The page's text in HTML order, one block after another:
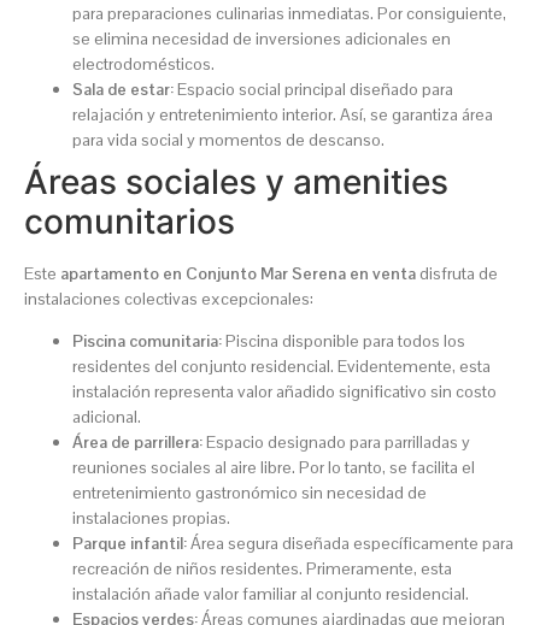
para preparaciones culinarias inmediatas. Por consiguiente,
se elimina necesidad de inversiones adicionales en
electrodomésticos.
Sala de estar:Espacio social principal diseñado para
relajación y entretenimiento interior. Así, se garantiza área
para vida social y momentos de descanso.
Áreas sociales y amenities
comunitarios
Este apartamento en Conjunto Mar Serena en venta disfruta de
instalaciones colectivas excepcionales:
Piscina comunitaria:Piscina disponible para todos los
residentes del conjunto residencial. Evidentemente, esta
instalación representa valor añadido significativo sin costo
adicional.
Área de parrillera:Espacio designado para parrilladas y
reuniones sociales al aire libre. Por lo tanto, se facilita el
entretenimiento gastronómico sin necesidad de
instalaciones propias.
Parque infantil:Área segura diseñada específicamente para
recreación de niños residentes. Primeramente, esta
instalación añade valor familiar al conjunto residencial.
Espacios verdes:Áreas comunes ajardinadas que mejoran